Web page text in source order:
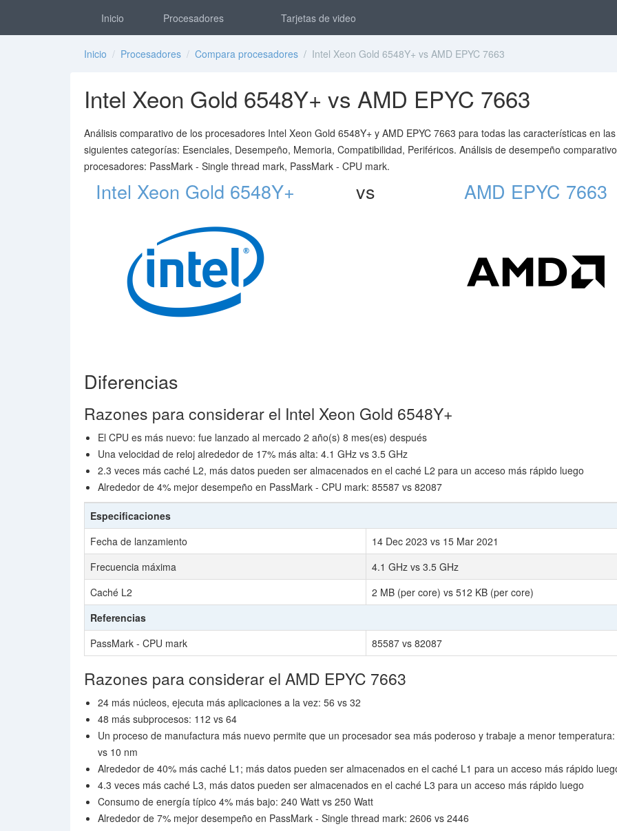
Inicio Procesadores Tarjetas de video
Inicio / Procesadores / Compara procesadores / Intel Xeon Gold 6548Y+ vs AMD EPYC 7663
Intel Xeon Gold 6548Y+ vs AMD EPYC 7663
Análisis comparativo de los procesadores Intel Xeon Gold 6548Y+ y AMD EPYC 7663 para todas las características en las
siguientes categorías: Esenciales, Desempeño, Memoria, Compatibilidad, Periféricos. Análisis de desempeño
procesadores: PassMark - Single thread mark, PassMark - CPU mark.
Intel Xeon Gold 6548Y+ vs AMD EPYC 7663
Diferencias
Razones para considerar el Intel Xeon Gold 6548Y+
El CPU es más nuevo: fue lanzado al mercado 2 año(s) 8 mes(es) después
Una velocidad de reloj alrededor de 17% más alta: 4.1 GHz vs 3.5 GHz
2.3 veces más caché L2, más datos pueden ser almacenados en el caché L2 para un acceso más rápido luego
Alrededor de 4% mejor desempeño en PassMark - CPU mark: 85587 vs 82087
Especificaciones
Fecha de lanzamiento
14 Dec 2023 vs 15 Mar 2021
Frecuencia máxima
4.1 GHz vs 3.5 GHz
Caché L2
2 MB (per core) vs 512 KB (per core)
Referencias
PassMark - CPU mark
85587 vs 82087
Razones para considerar el AMD EPYC 7663
24 más núcleos, ejecuta más aplicaciones a la vez: 56 vs 32
48 más subprocesos: 112 vs 64
Un proceso de manufactura más nuevo permite que un procesador sea más poderoso y trabaje a menor
vs 10 nm
Alrededor de 40% más caché L1; más datos pueden ser almacenados en el caché L1 para un acceso más rápido
4.3 veces más caché L3, más datos pueden ser almacenados en el caché L3 para un acceso más rápido luego
Consumo de energía típico 4% más bajo: 240 Watt vs 250 Watt
Alrededor de 7% mejor desempeño en PassMark - Single thread mark: 2606 vs 2446